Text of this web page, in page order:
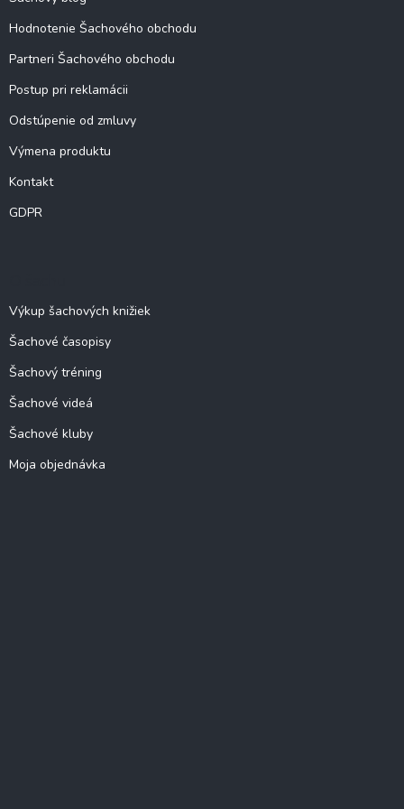
Hodnotenie Šachového obchodu
Partneri Šachového obchodu
Postup pri reklamácii
Odstúpenie od zmluvy
Výmena produktu
Kontakt
GDPR
Výkup šachových knižiek
Šachové časopisy
Šachový tréning
Šachové videá
Šachové kluby
Moja objednávka